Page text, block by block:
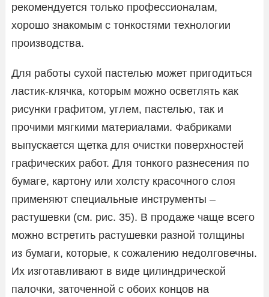
рекомендуется только профессионалам,
хорошо знакомым с тонкостями технологии
производства.
Для работы сухой пастелью может пригодиться
ластик-клячка, которым можно осветлять как
рисунки графитом, углем, пастелью, так и
прочими мягкими материалами. Фабриками
выпускается щетка для очистки поверхностей
графических работ. Для тонкого разнесения по
бумаге, картону или холсту красочного слоя
применяют специальные инструменты –
растушевки (см. рис. 35). В продаже чаще всего
можно встретить растушевки разной толщины
из бумаги, которые, к сожалению недолговечны.
Их изготавливают в виде цилиндрической
палочки, заточенной с обоих концов на